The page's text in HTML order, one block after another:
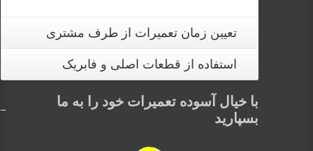
تعیین زمان تعمیرات از طرف مشتری
استفاده از قطعات اصلی و فابریک
با خیال آسوده تعمیرات خود را به ما
بسپارید